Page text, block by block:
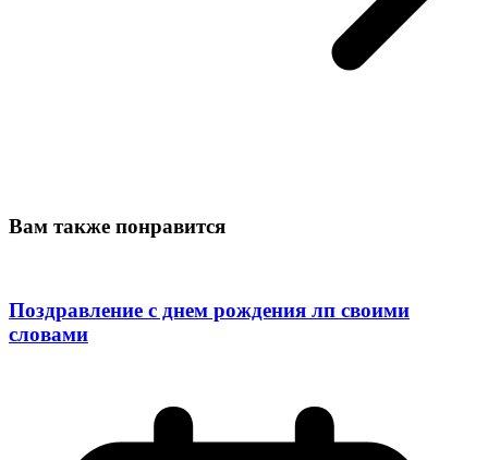
Вам также понравится
Поздравление с днем рождения лп своими
словами